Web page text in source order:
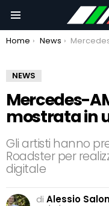
You are here:
Home News Mercedes-AMG SL 63 2022
NEWS
Mercedes-
mostrata in
Gli artisti hanno
Roadster per
digitale
di Alessio